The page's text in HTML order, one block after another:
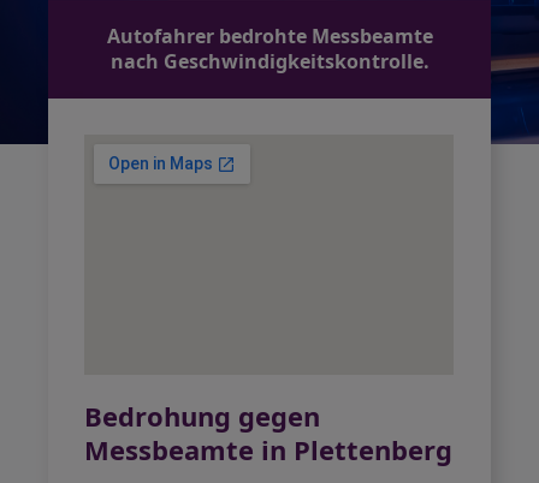
Autofahrer bedrohte Messbeamte
nach Geschwindigkeitskontrolle.
Bedrohung gegen
Messbeamte in Plettenberg